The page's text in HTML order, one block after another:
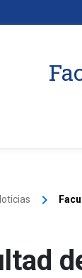
keyboard_arrow_right